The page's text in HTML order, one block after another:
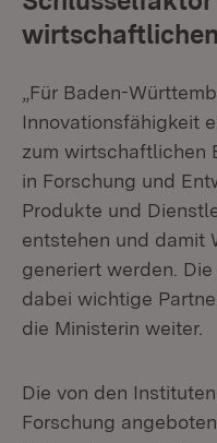
„Für Baden-
Innovationsfähigkeit
zum wirtschaftlichen
in Forschung und
Produkte und
entstehen und damit
generiert werden.
dabei wichtige
die Ministerin weiter.
Die von den
Forschung